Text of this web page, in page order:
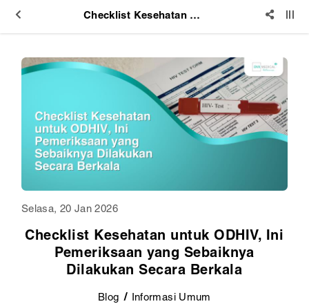
Checklist Kesehatan untuk ODHIV, Ini Pemeriksaan yang Sebaiknya Dilakukan Secara Berkala
Selasa, 20 Jan 2026
Checklist Kesehatan untuk ODHIV, Ini
Pemeriksaan yang Sebaiknya
Dilakukan Secara Berkala
Blog
Informasi Umum